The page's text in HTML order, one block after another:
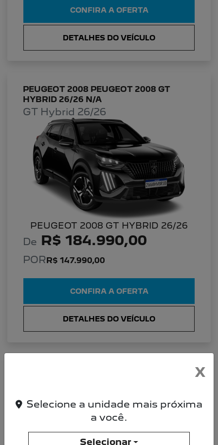
CONFIRA A OFERTA
DETALHES DO VEÍCULO
PEUGEOT 2008 PEUGEOT 2008 GT
HYBRID 26/26 N/A
GT Hybrid 26/26
PEUGEOT 2008 GT HYBRID 26/26
De R$ 184.990,00
PORR$ 147.990,00
CONFIRA A OFERTA
DETALHES DO VEÍCULO
X
Selecione a unidade mais próxima
a você.
Selecionar